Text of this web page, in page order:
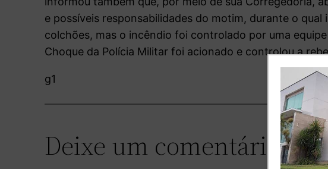
e possíveis responsabilidades do motim, durante o
colchões, mas o incêndio foi controlado por uma
Choque da Polícia Militar foi acionado e controlou a
g1
Deixe um comentário